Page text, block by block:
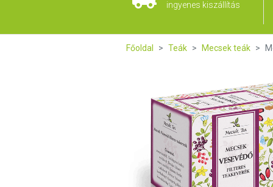
ingyenes kiszállítás
Főoldal Teák Mecsek teák